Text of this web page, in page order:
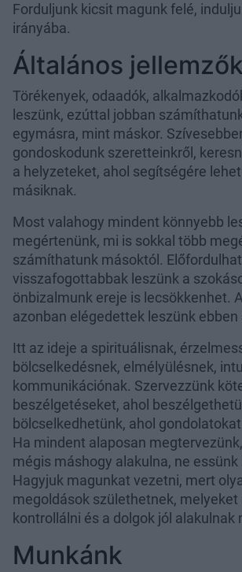
Forduljunk kicsit magunk felé,
irányába.
Általános jellemzők
Törékenyek, odaadók,
leszünk, ezúttal jobban
egymásra, mint máskor.
gondoskodunk szeretteinkről,
a helyzeteket, ahol segítségére
másiknak.
Most valahogy mindent könnyebb
megértenünk, mi is sokkal több
számíthatunk másoktól.
visszafogottabbak leszünk a
önbizalmunk ereje is lecsökkenhet.
azonban elégedettek leszünk ebben
Itt az ideje a spirituálisnak,
bölcselkedésnek, elmélyülésnek,
kommunikációnak. Szervezzünk
beszélgetéseket, ahol
bölcselkedhetünk, ahol
Ha mindent alaposan
mégis máshogy alakulna, ne essünk
Hagyjuk magunkat vezetni, mert
megoldások születhetnek, melyeket
kontrollálni és a dolgok jól alakulnak
Munkánk